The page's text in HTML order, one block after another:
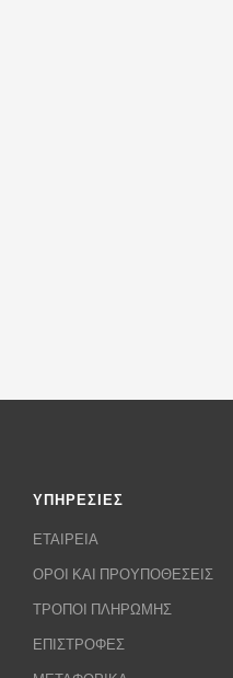
ΥΠΗΡΕΣΙΕΣ
ΕΤΑΙΡΕΙΑ
ΟΡΟΙ ΚΑΙ ΠΡΟΥΠΟΘΕΣΕΙΣ
ΤΡΟΠΟΙ ΠΛΗΡΩΜΗΣ
ΕΠΙΣΤΡΟΦΕΣ